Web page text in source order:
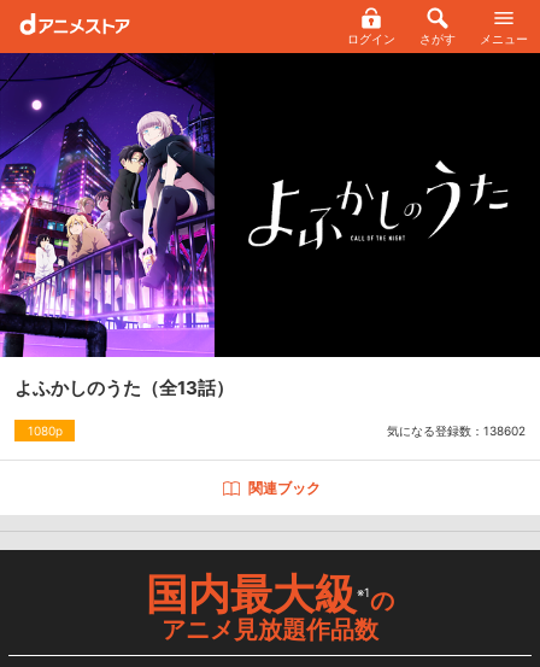
ログイン さがす メニュー
よふかしのうた （全13話）
1080p 気になる登録数： 138602
関連ブック
国内最大級※1の
アニメ見放題作品数